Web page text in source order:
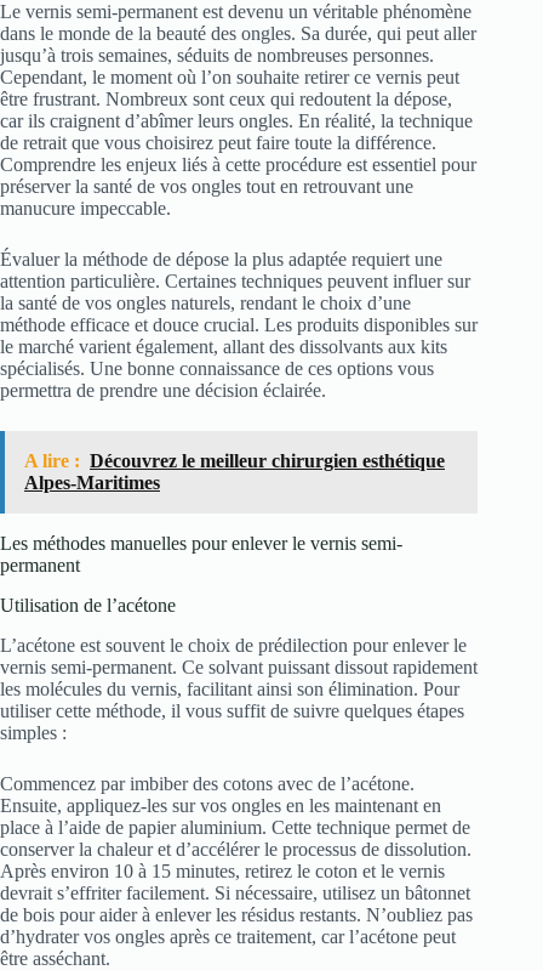
Le vernis semi-permanent est devenu un véritable phénomène
dans le monde de la beauté des ongles. Sa durée, qui peut aller
jusqu’à trois semaines, séduits de nombreuses personnes.
Cependant, le moment où l’on souhaite retirer ce vernis peut
être frustrant. Nombreux sont ceux qui redoutent la dépose,
car ils craignent d’abîmer leurs ongles. En réalité, la technique
de retrait que vous choisirez peut faire toute la différence.
Comprendre les enjeux liés à cette procédure est essentiel pour
préserver la santé de vos ongles tout en retrouvant une
manucure impeccable.
Évaluer la méthode de dépose la plus adaptée requiert une
attention particulière. Certaines techniques peuvent influer sur
la santé de vos ongles naturels, rendant le choix d’une
méthode efficace et douce crucial. Les produits disponibles sur
le marché varient également, allant des dissolvants aux kits
spécialisés. Une bonne connaissance de ces options vous
permettra de prendre une décision éclairée.
A lire : Découvrez le meilleur chirurgien esthétique
Alpes-Maritimes
Les méthodes manuelles pour enlever le vernis semi-
permanent
Utilisation de l’acétone
L’acétone est souvent le choix de prédilection pour enlever le
vernis semi-permanent. Ce solvant puissant dissout rapidement
les molécules du vernis, facilitant ainsi son élimination. Pour
utiliser cette méthode, il vous suffit de suivre quelques étapes
simples :
Commencez par imbiber des cotons avec de l’acétone.
Ensuite, appliquez-les sur vos ongles en les maintenant en
place à l’aide de papier aluminium. Cette technique permet de
conserver la chaleur et d’accélérer le processus de dissolution.
Après environ 10 à 15 minutes, retirez le coton et le vernis
devrait s’effriter facilement. Si nécessaire, utilisez un bâtonnet
de bois pour aider à enlever les résidus restants. N’oubliez pas
d’hydrater vos ongles après ce traitement, car l’acétone peut
être asséchant.